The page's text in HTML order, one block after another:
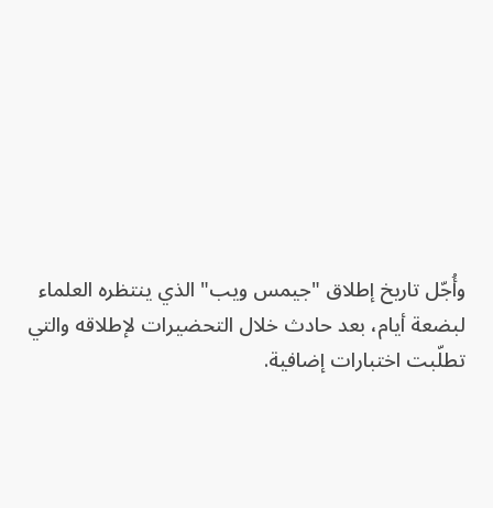
وأُجّل تاريخ إطلاق "جيمس ويب" الذي ينتظره العلماء
لبضعة أيام، بعد حادث خلال التحضيرات لإطلاقه والتي
تطلّبت اختبارات إضافية.